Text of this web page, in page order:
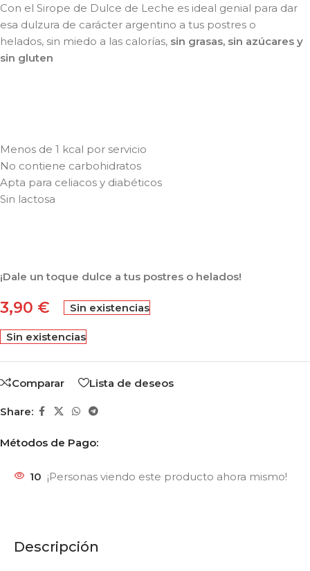
Con el Sirope de Dulce de Leche es ideal genial para dar
esa dulzura de carácter argentino a tus postres o
helados, sin miedo a las calorías, sin grasas, sin azúcares y
sin gluten
Menos de 1 kcal por servicio
No contiene carbohidratos
Apta para celiacos y diabéticos
Sin lactosa
¡Dale un toque dulce a tus postres o helados!
3,90 € Sin existencias
Sin existencias
Comparar Lista de deseos
Share:
Métodos de Pago:
10 ¡Personas viendo este producto ahora mismo!
Descripción